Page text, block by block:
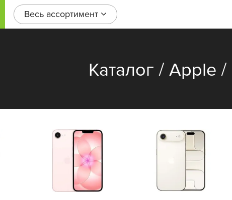
Весь ассортимент
Каталог / Apple /